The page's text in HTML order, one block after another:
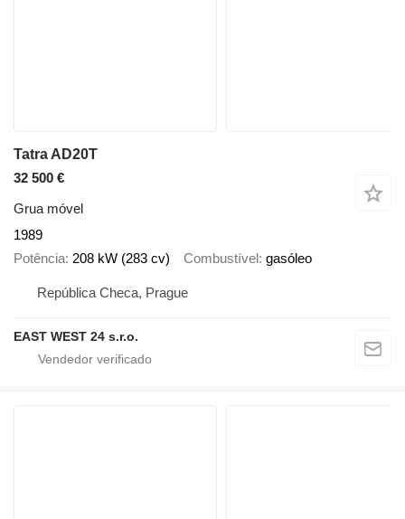
Tatra AD20T
32 500 €
Grua móvel
1989
Potência 208 kW (283 cv) Combustível gasóleo
República Checa, Prague
EAST WEST 24 s.r.o.